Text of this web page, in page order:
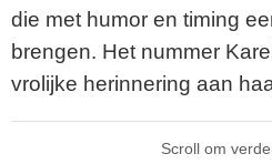
die met humor en timing
brengen. Het nummer
vrolijke herinnering aan
Scroll om